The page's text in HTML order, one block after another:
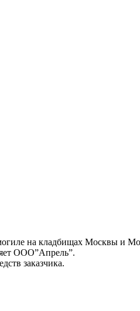
на кладбищах Москвы и
ООО”Апрель”.
заказчика.